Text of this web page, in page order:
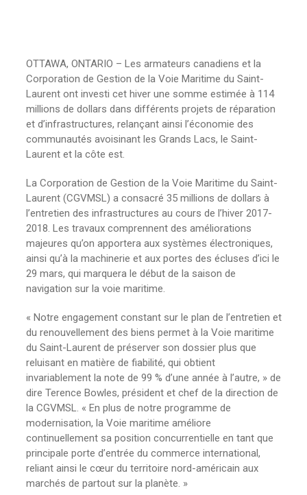
OTTAWA, ONTARIO – Les armateurs canadiens et la
Corporation de Gestion de la Voie Maritime du Saint-
Laurent ont investi cet hiver une somme estimée à 114
millions de dollars dans différents projets de réparation
et d’infrastructures, relançant ainsi l’économie des
communautés avoisinant les Grands Lacs, le Saint-
Laurent et la côte est.
La Corporation de Gestion de la Voie Maritime du Saint-
Laurent (CGVMSL) a consacré 35 millions de dollars à
l’entretien des infrastructures au cours de l’hiver 2017-
2018. Les travaux comprennent des améliorations
majeures qu’on apportera aux systèmes électroniques,
ainsi qu’à la machinerie et aux portes des écluses d’ici le
29 mars, qui marquera le début de la saison de
navigation sur la voie maritime.
« Notre engagement constant sur le plan de l’entretien et
du renouvellement des biens permet à la Voie maritime
du Saint-Laurent de préserver son dossier plus que
reluisant en matière de fiabilité, qui obtient
invariablement la note de 99 % d’une année à l’autre, » de
dire Terence Bowles, président et chef de la direction de
la CGVMSL. « En plus de notre programme de
modernisation, la Voie maritime améliore
continuellement sa position concurrentielle en tant que
principale porte d’entrée du commerce international,
reliant ainsi le cœur du territoire nord-américain aux
marchés de partout sur la planète. »